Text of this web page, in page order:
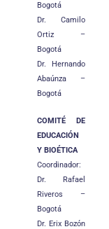
Bogotá
Dr. Camilo
Ortiz –
Bogotá
Dr. Hernando
Abaúnza –
Bogotá
COMITÉ DE
EDUCACIÓN
Y BIOÉTICA
Coordinador:
Dr. Rafael
Riveros –
Bogotá
Dr. Erix Bozón